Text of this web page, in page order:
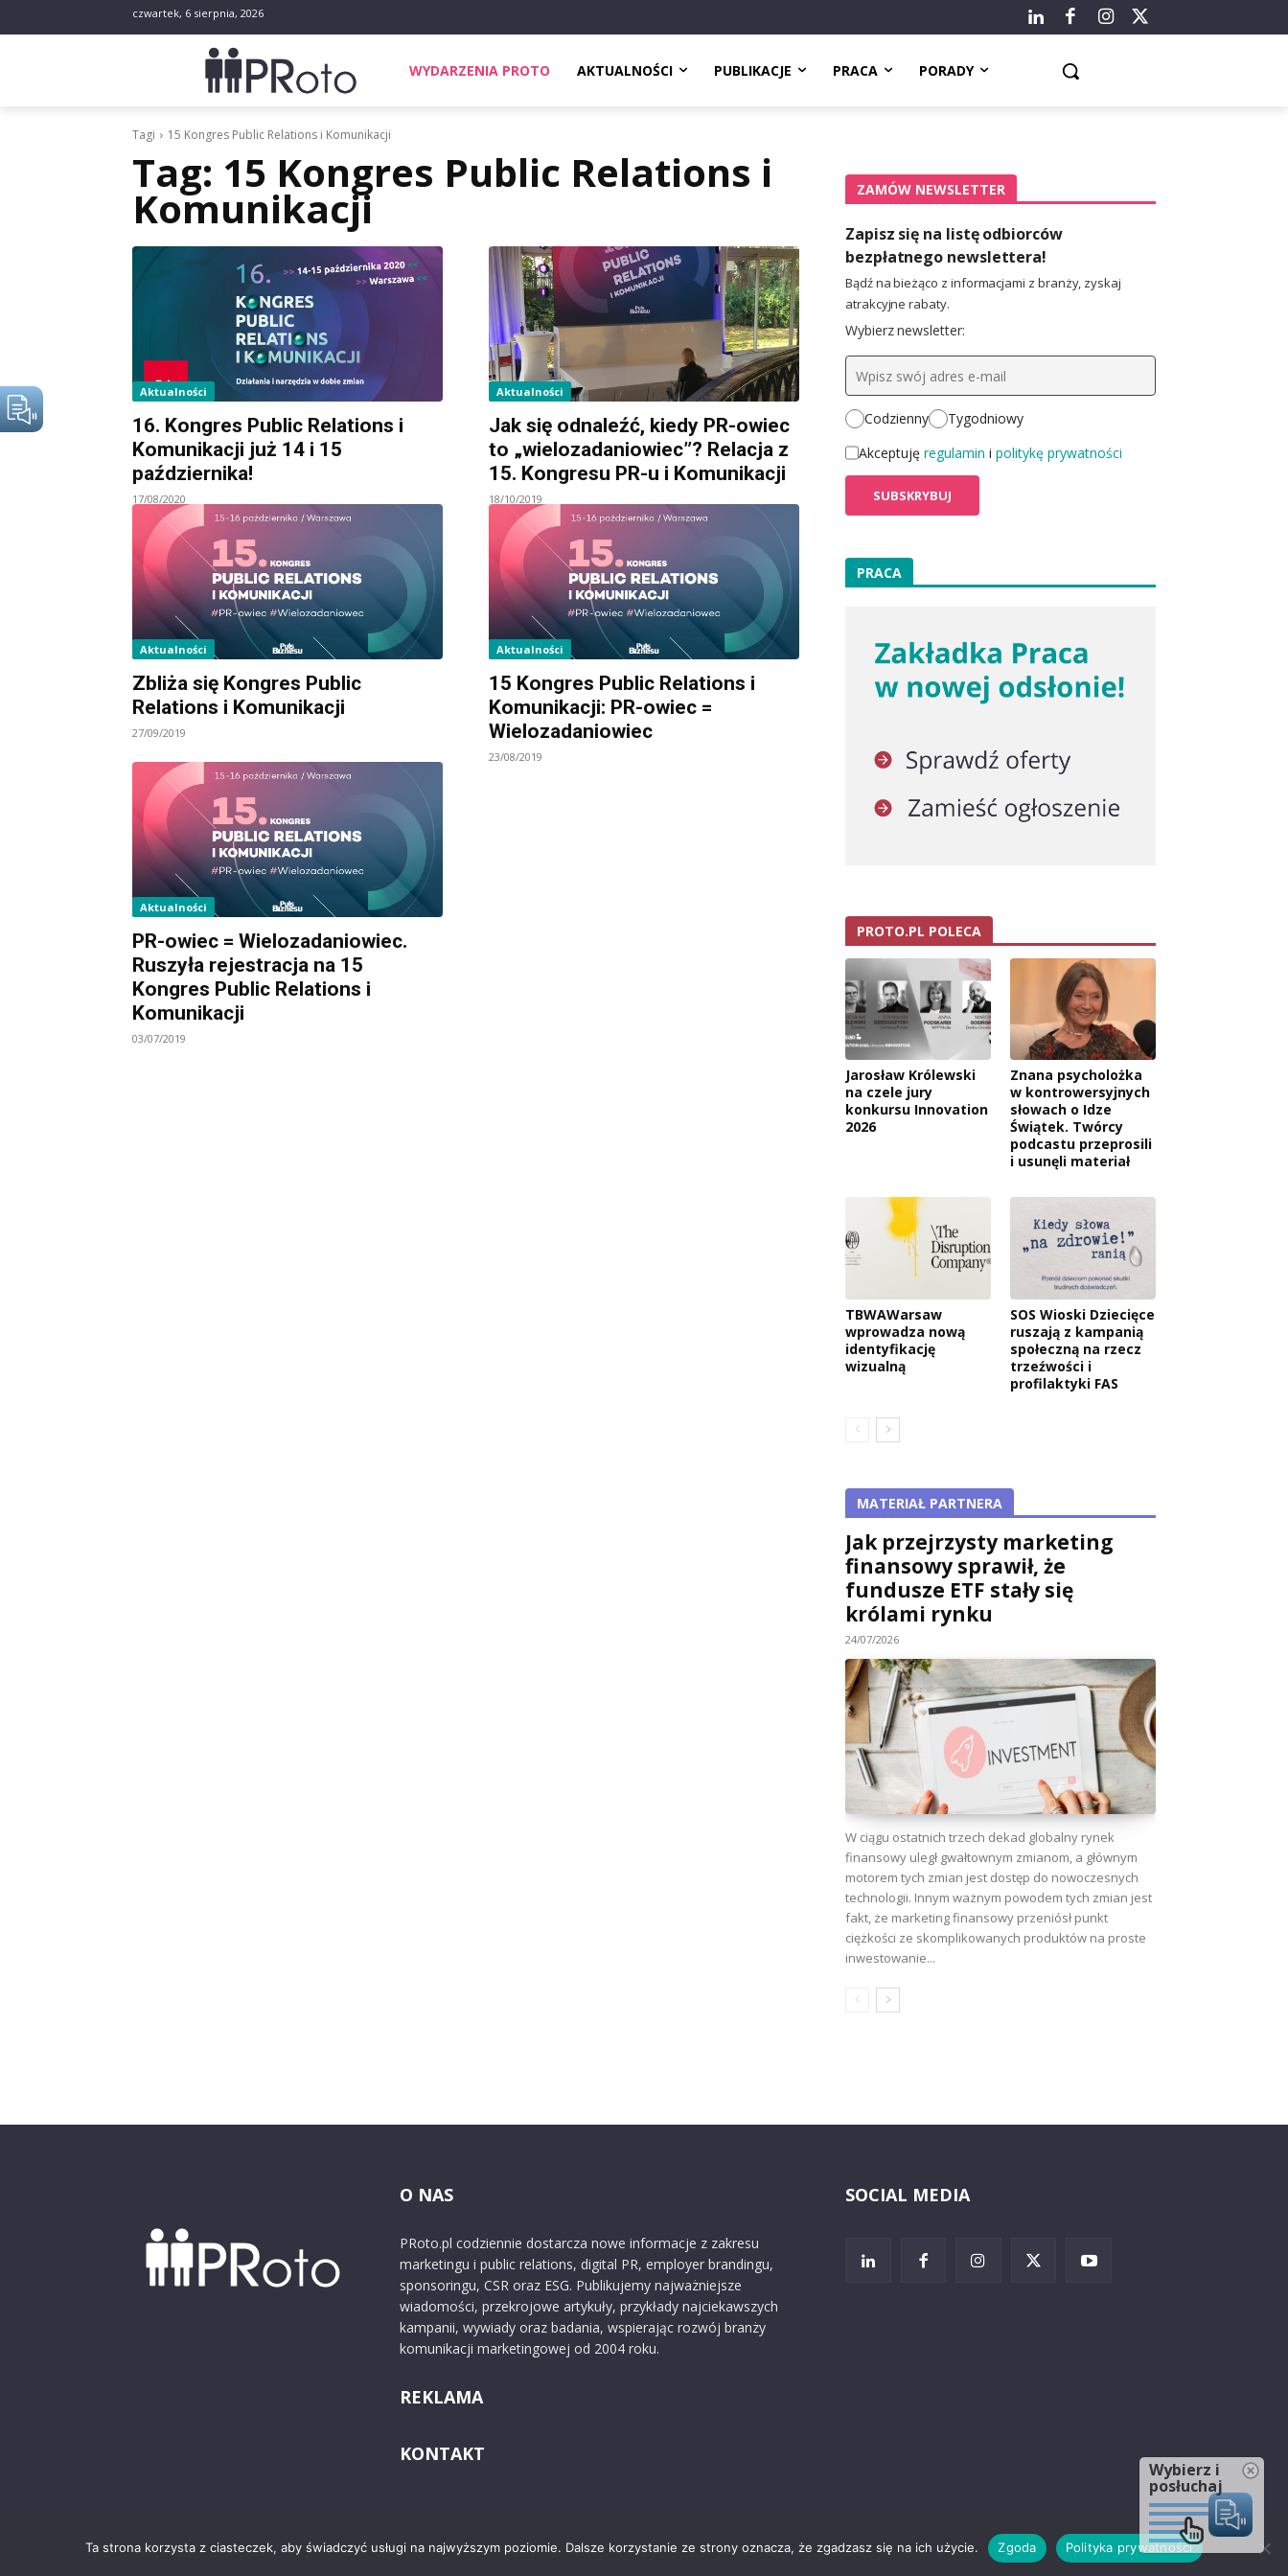
czwartek, 6 sierpnia, 2026
WYDARZENIA PROTO AKTUALNOŚCI PUBLIKACJE PRACA PORADY
Tagi 15 Kongres Public Relations i Komunikacji
Tag: 15 Kongres Public Relations i
Komunikacji
Aktualności
16. Kongres Public Relations i
Komunikacji już 14 i 15
października!
17/08/2020
Aktualności
Jak się odnaleźć, kiedy PR-owiec
to „wielozadaniowiec”? Relacja z
15. Kongresu PR-u i Komunikacji
18/10/2019
Aktualności
Zbliża się Kongres Public
Relations i Komunikacji
27/09/2019
Aktualności
15 Kongres Public Relations i
Komunikacji: PR-owiec =
Wielozadaniowiec
23/08/2019
Aktualności
PR-owiec = Wielozadaniowiec.
Ruszyła rejestracja na 15
Kongres Public Relations i
Komunikacji
03/07/2019
ZAMÓW NEWSLETTER
Zapisz się na listę odbiorców
bezpłatnego newslettera!
Bądź na bieżąco z informacjami z branży, zyskaj
atrakcyjne rabaty.
Wybierz newsletter:
Codzienny
Tygodniowy
Akceptuję regulamin i politykę prywatności
PRACA
PROTO.PL POLECA
Jarosław Królewski
na czele jury
konkursu Innovation
2026
Znana psycholożka
w kontrowersyjnych
słowach o Idze
Świątek. Twórcy
podcastu przeprosili
i usunęli materiał
TBWAWarsaw
wprowadza nową
identyfikację
wizualną
SOS Wioski Dziecięce
ruszają z kampanią
społeczną na rzecz
trzeźwości i
profilaktyki FAS
MATERIAŁ PARTNERA
Jak przejrzysty marketing
finansowy sprawił, że
fundusze ETF stały się
królami rynku
24/07/2026
W ciągu ostatnich trzech dekad globalny rynek
finansowy uległ gwałtownym zmianom, a głównym
motorem tych zmian jest dostęp do nowoczesnych
technologii. Innym ważnym powodem tych zmian jest
fakt, że marketing finansowy przeniósł punkt
ciężkości ze skomplikowanych produktów na proste
inwestowanie...
O NAS
PRoto.pl codziennie dostarcza nowe informacje z zakresu
marketingu i public relations, digital PR, employer brandingu,
sponsoringu, CSR oraz ESG. Publikujemy najważniejsze
wiadomości, przekrojowe artykuły, przykłady najciekawszych
kampanii, wywiady oraz badania, wspierając rozwój branży
komunikacji marketingowej od 2004 roku.
REKLAMA
KONTAKT
SOCIAL MEDIA
© 2024 PRoto.pl O nas Reklama Zastrzeżenia prawne
Ta strona korzysta z ciasteczek, aby świadczyć usługi na najwyższym poziomie. Dalsze korzystanie ze strony oznacza, że zgadzasz się na ich użycie. Zgoda Polityka prywatności
Wybierz i
posłuchaj